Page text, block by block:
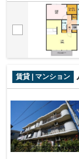
ネットをよく使う方
賃貸 | マンション